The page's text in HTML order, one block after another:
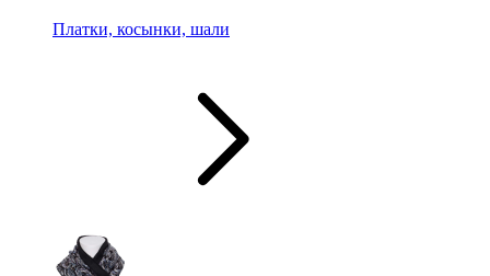
Платки, косынки, шали